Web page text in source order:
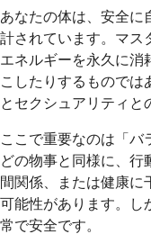
あなたの体は、安全に
計されています。マス
エネルギーを永久に消
こしたりするものでは
とセクシュアリティと
ここで重要なのは「バ
どの物事と同様に、行
間関係、または健康に
可能性があります。し
常で安全です。